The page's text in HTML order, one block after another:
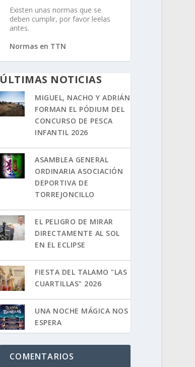
Existen unas normas que se
deben cumplir, por favor leelas
antes.
Normas en TTN
ÚLTIMAS NOTICIAS
MIGUEL, NACHO Y ADRIÁN
FORMAN EL PÓDIUM DEL
CONCURSO DE PESCA
INFANTIL 2026
ASAMBLEA GENERAL
ORDINARIA ASOCIACIÓN
DEPORTIVA DE
TORREJONCILLO
EL PELIGRO DE MIRAR
DIRECTAMENTE AL SOL
EN EL ECLIPSE
FIESTA DEL TALAMO "LAS
CUARTILLAS" 2026
UNA NOCHE MÁGICA NOS
ESPERA
COMENTARIOS